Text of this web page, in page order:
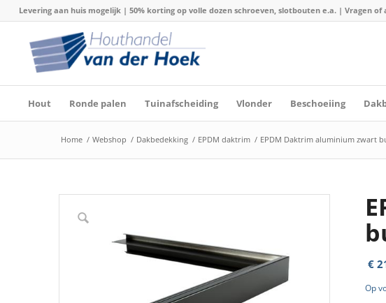
Levering aan huis mogelijk | 50% korting op volle dozen schroeven, slotbouten e.a. | Vragen of
Hout Ronde palen Tuinafscheiding Vlonder Beschoeiing
Home / Webshop / Dakbedekking / EPDM daktrim / EPDM Daktrim aluminium zwart
€
Op